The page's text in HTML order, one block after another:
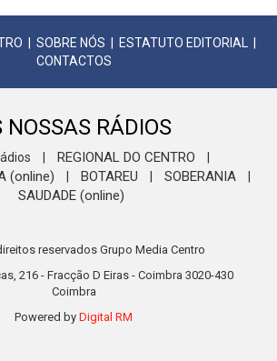
SOBRE NÓS ESTATUTO EDITORIAL
CONTACTOS
NOSSAS RÁDIOS
REGIONAL DO CENTRO
(online) BOTAREU SOBERANIA
SAUDADE (online)
reservados Grupo Media Centro
216 - Fracção D Eiras - Coimbra 3020-430
Coimbra
Powered by Digital RM